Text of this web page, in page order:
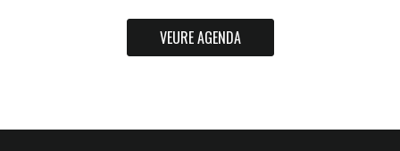
VEURE AGENDA